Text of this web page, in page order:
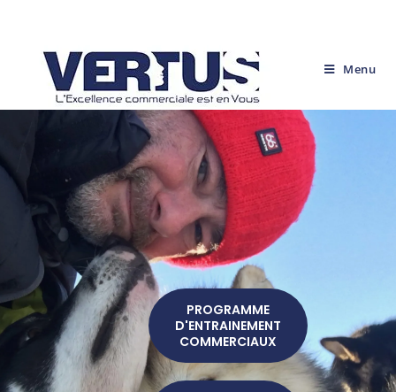
Menu
PROGRAMME
D'ENTRAINEMENT
COMMERCIAUX